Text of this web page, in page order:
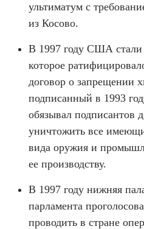
ультиматум с
из Косово.
В 1997 году США стали
которое
договор о запрещении
подписанный в 1993
обязывал подписантов
уничтожить все
вида оружия и
ее производству.
В 1997 году нижняя
парламента
проводить в стране